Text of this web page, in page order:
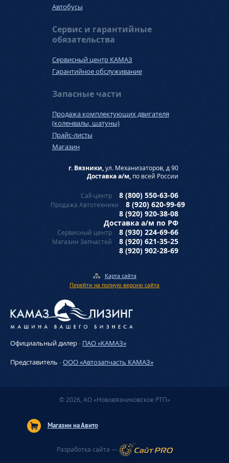
Автобусы
Сервис и гарантийные
обязательства
Сервисный центр КАМАЗ
Гарантийное обслуживание
Запасные части
Продажа комплектующих двигателя
(коленвалы, шатуны)
Прайс-листы
Магазин
г. Вязники,ул. Механизаторов, д 90
Доставка а/м, по всей России
Call-центр 8 (800) 550-63-06
Продажа Автотехники
8 (920) 620-99-69
8 (920) 920-38-08
Доставка а/м по РФ
Сервисный центр 8 (930) 224-69-66
Магазин Запчастей
8 (920) 621-35-25
8 (920) 902-28-69
Карта сайта
Перейти на полную версию сайта
Официальный дилер- ПАО «КАМАЗ»
Представитель -ООО «Автозапчасть КАМАЗ»
© 2026, АО «Нововязниковское РТП»
Магазин на Авито
Разработка сайта —